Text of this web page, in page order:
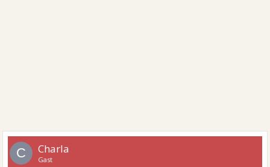
C Charla
Gast